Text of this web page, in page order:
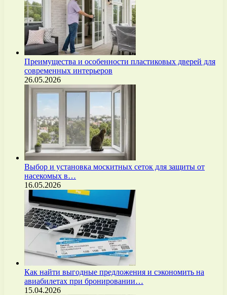
Преимущества и особенности пластиковых дверей для
современных интерьеров
26.05.2026
Выбор и установка москитных сеток для защиты от
насекомых в…
16.05.2026
Как найти выгодные предложения и сэкономить на
авиабилетах при бронировании…
15.04.2026